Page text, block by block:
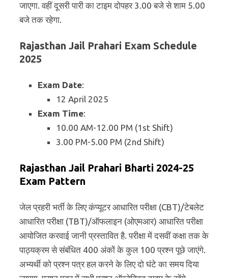
जाएगा. वहीं दूसरी पारी का टाइम दोपहर 3.00 बजे से शाम 5.00
बजे तक रहेगा.
Rajasthan Jail Prahari Exam Schedule
2025
Exam Date:
12 April 2025
Exam Time:
10.00 AM-12.00 PM (1st Shift)
3.00 PM-5.00 PM (2nd Shift)
Rajasthan Jail Prahari Bharti 2024-25
Exam Pattern
जेल प्रहरी भर्ती के लिए कंप्यूटर आधारित परीक्षा (CBT)/टेबलेट
आधारित परीक्षा (TBT)/ऑफलाइन (ओएमआर) आधारित परीक्षा
आयोजित करवाई जानी प्रस्तावित है. परीक्षा में दसवीं कक्षा तक के
पाठ्यक्रम से संबंधित 400 अंकों के कुल 100 प्रश्न पूछे जाएंगे.
अभ्यर्थी को प्रश्न पत्र हल करने के लिए दो घंटे का समय दिया